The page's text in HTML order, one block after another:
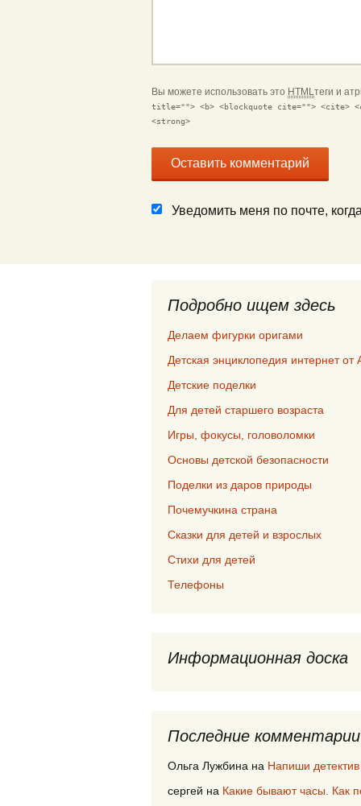
Вы можете использовать это HTMLтеги и
title=""> <b> <blockquote cite=""> <cite>
<strong>
Уведомить меня по почте,
Подробно ищем здесь
Делаем фигурки оригами
Детская энциклопедия интернет от
Детские поделки
Для детей старшего возраста
Игры, фокусы, головоломки
Основы детской безопасности
Поделки из даров природы
Почемучкина страна
Сказки для детей и взрослых
Стихи для детей
Телефоны
Информационная доска
Последние комментарии
Ольга Лужбина на Напиши
сергей на Какие бывают часы. Как